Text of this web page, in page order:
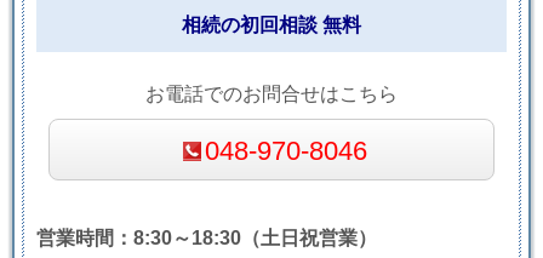
相続の初回相談 無料
お電話でのお問合せはこちら
048-970-8046
営業時間：8:30～18:30（土日祝営業）